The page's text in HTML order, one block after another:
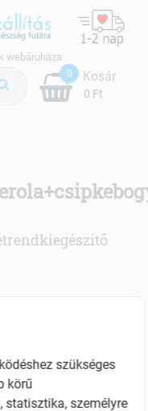
webáruháza
0
0 Ft
Kosár
szükséges
körű
személyre